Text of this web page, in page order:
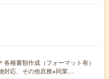
各種書類作成（フォーマット有）
対応、その他庶務※同業…